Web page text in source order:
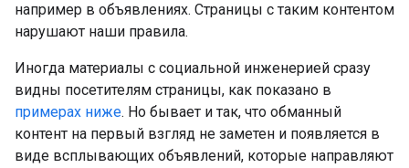
например в объявлениях. Страницы с таким контентом
нарушают наши правила.
Иногда материалы с социальной инженерией сразу
видны посетителям страницы, как показано в
примерах ниже. Но бывает и так, что обманный
контент на первый взгляд не заметен и появляется в
виде всплывающих объявлений, которые направляют